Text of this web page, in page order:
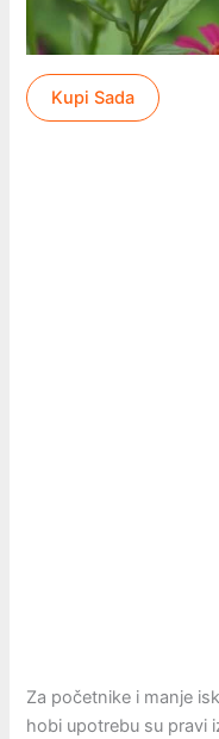
Kupi Sada
Za početnike i manje
hobi upotrebu su pravi